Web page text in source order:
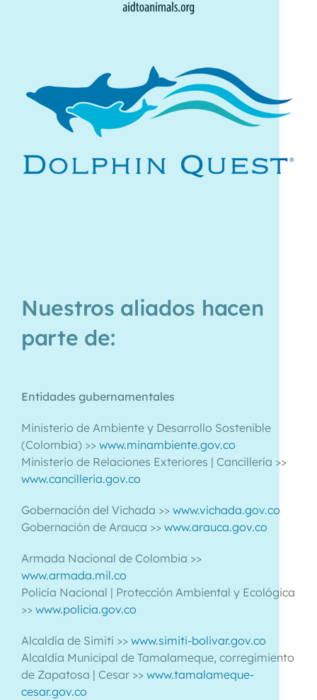
Nuestros aliados hacen
parte de:
Entidades gubernamentales
Ministerio de Ambiente y Desarrollo Sostenible
(Colombia) >> www.minambiente.gov.co
Ministerio de Relaciones Exteriores | Cancillería >>
www.cancilleria.gov.co
Gobernación del Vichada >> www.vichada.gov.co
Gobernación de Arauca >> www.arauca.gov.co
Armada Nacional de Colombia >>
www.armada.mil.co
Policía Nacional | Protección Ambiental y Ecológica
>> www.policia.gov.co
Alcaldía de Simití >> www.simiti-bolivar.gov.co
Alcaldía Municipal de Tamalameque, corregimiento
de Zapatosa | Cesar >> www.tamalameque-
cesar.gov.co